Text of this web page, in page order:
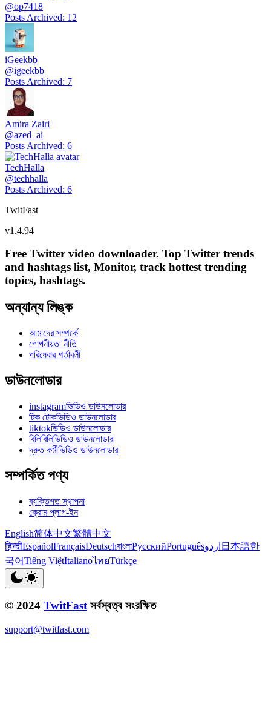
@op7418
Posts Archived: 12
iGeekbb
@igeekbb
Posts Archived: 7
Amira Zairi
@azed_ai
Posts Archived: 6
TechHalla
@techhalla
Posts Archived: 6
TwitFast
v1.4.94
Free Twitter video downloader. Top Twitter trends
and hashtags list, Monitor, track hottest trending
topics, hashtags.
অন্যান্য লিঙ্ক
আমাদের সম্পর্কে
গোপনীয়তা নীতি
পরিষেবার শর্তাবলী
ডাউনলোডার
instagramভিডিও ডাউনলোডার
টিক টোকভিডিও ডাউনলোডার
tiktokভিডিও ডাউনলোডার
বিলিবিলিভিডিও ডাউনলোডার
দ্রুত কর্মীভিডিও ডাউনলোডার
সম্পর্কিত পণ্য
ব্যক্তিগত স্থাপনা
ক্রোম প্লাগ-ইন
English简体中文繁體中文
हिन्दीEspañolFrançaisDeutschবাংলাРусскийPortuguêsاردو 日本語한
국어Tiếng ViệtItalianoไทยTürkçe
© 2024 TwitFast সর্বস্বত্ব সংরক্ষিত
support@twitfast.com